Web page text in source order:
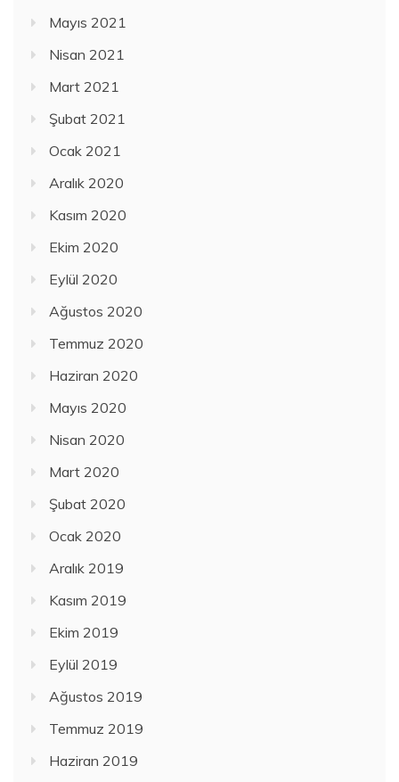
Mayıs 2021
Nisan 2021
Mart 2021
Şubat 2021
Ocak 2021
Aralık 2020
Kasım 2020
Ekim 2020
Eylül 2020
Ağustos 2020
Temmuz 2020
Haziran 2020
Mayıs 2020
Nisan 2020
Mart 2020
Şubat 2020
Ocak 2020
Aralık 2019
Kasım 2019
Ekim 2019
Eylül 2019
Ağustos 2019
Temmuz 2019
Haziran 2019